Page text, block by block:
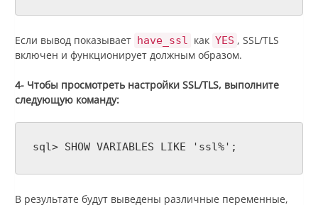
Если вывод показывает have_ssl как YES , SSL/TLS
включен и функционирует должным образом.
4- Чтобы просмотреть настройки SSL/TLS, выполните
следующую команду:
sql> SHOW VARIABLES LIKE 'ssl%';
В результате будут выведены различные переменные,